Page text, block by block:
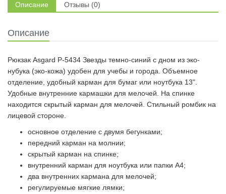
Описание Отзывы (0)
Описание
Рюкзак Asgard P-5434 Звезды темно-синий с дном из эко-
нубука (эко-кожа) удобен для учебы и города. Объемное
отделение, удобный карман для бумаг или ноутбука 13".
Удобные внутренние кармашки для мелочей. На спинке
находится скрытый карман для мелочей. Стильный ромбик на
лицевой стороне.
основное отделение с двумя бегунками;
передний карман на молнии;
скрытый карман на спинке;
внутренний карман для ноутбука или папки А4;
два внутренних кармана для мелочей;
регулируемые мягкие лямки;